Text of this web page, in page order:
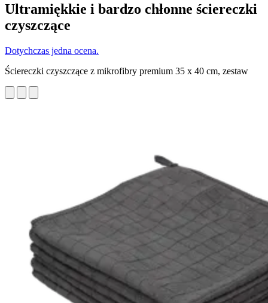
Ultramiękkie i bardzo chłonne ściereczki
czyszczące
Dotychczas jedna ocena.
Ściereczki czyszczące z mikrofibry premium 35 x 40 cm, zestaw